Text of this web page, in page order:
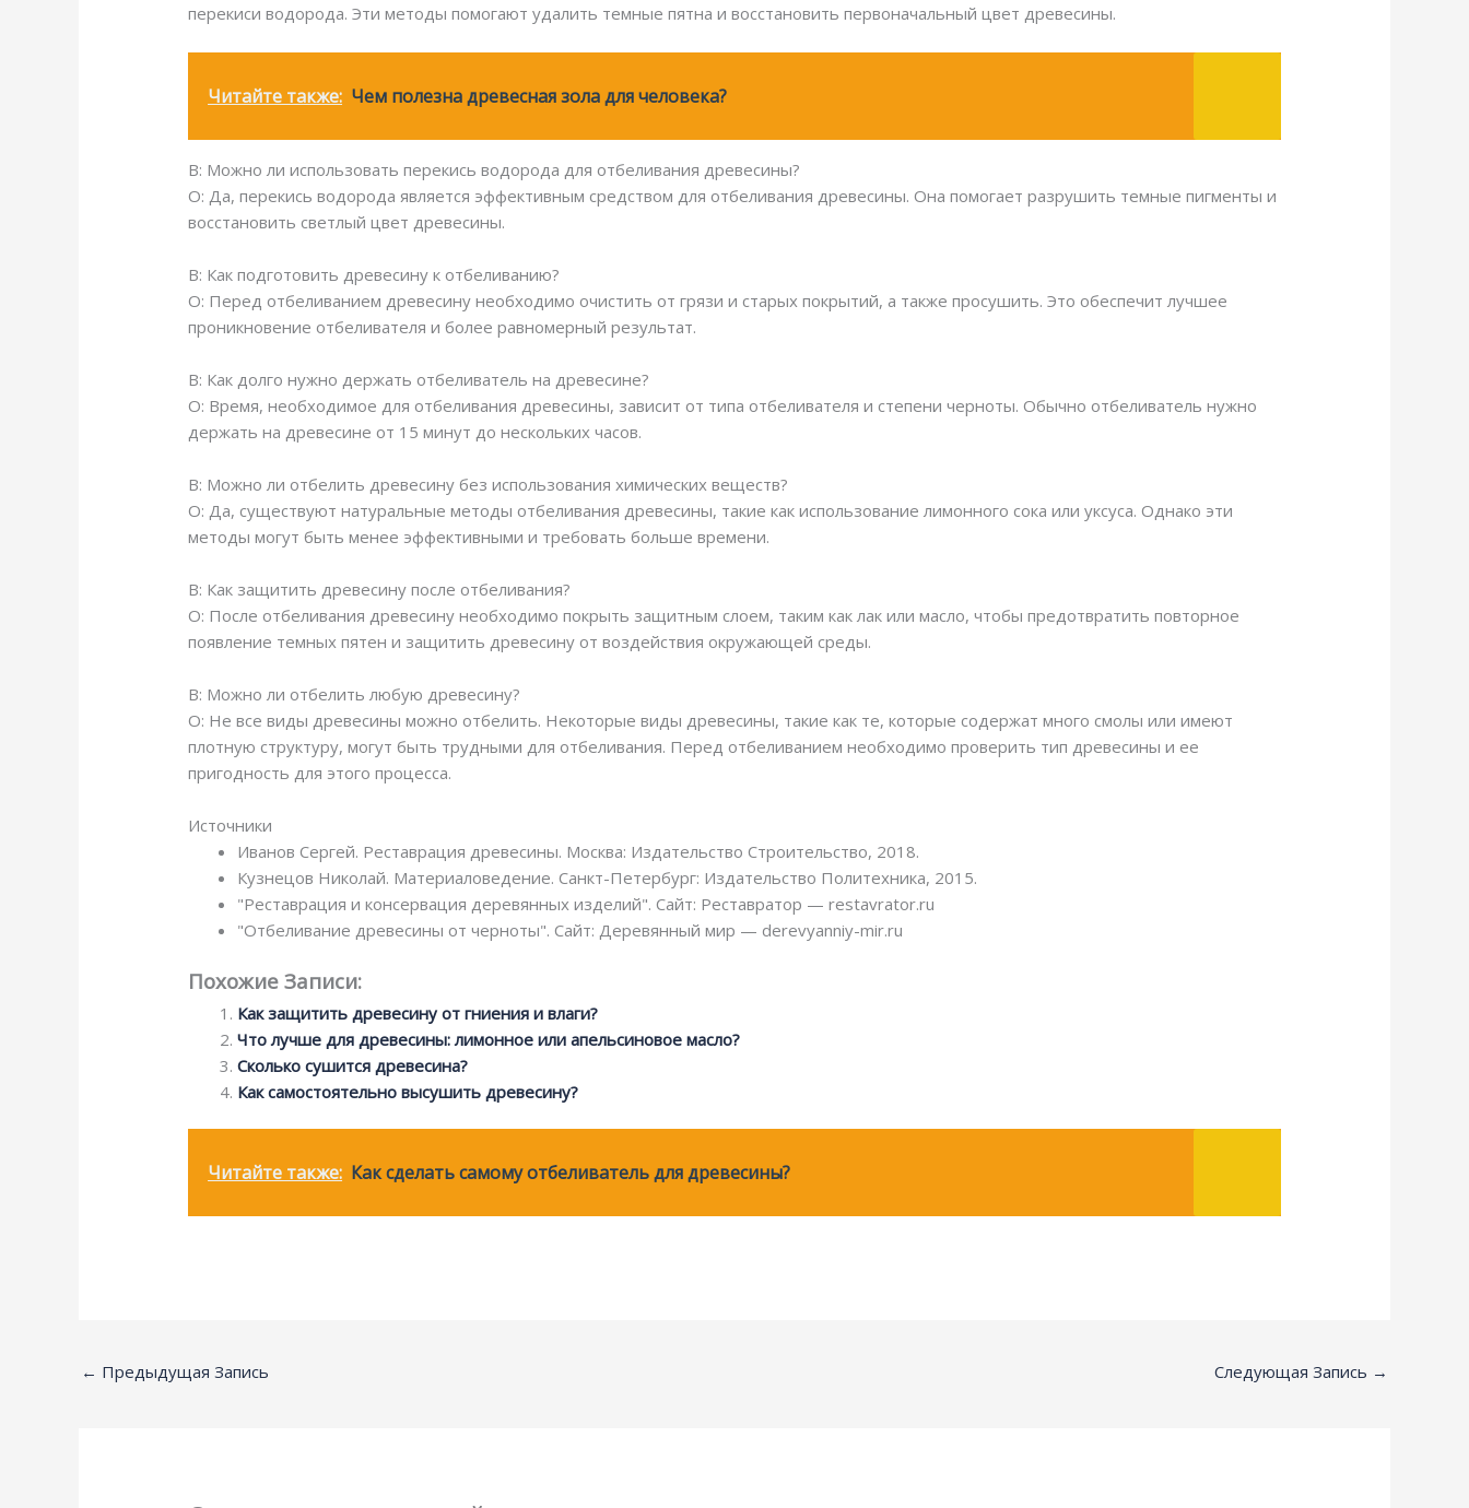
перекиси водорода. Эти методы помогают удалить темные пятна и восстановить первоначальный цвет древесины.
Читайте также: Чем полезна древесная зола для человека?
В: Можно ли использовать перекись водорода для отбеливания древесины?
О: Да, перекись водорода является эффективным средством для отбеливания древесины. Она помогает разрушить темные пигменты и
восстановить светлый цвет древесины.
В: Как подготовить древесину к отбеливанию?
О: Перед отбеливанием древесину необходимо очистить от грязи и старых покрытий, а также просушить. Это обеспечит лучшее
проникновение отбеливателя и более равномерный результат.
В: Как долго нужно держать отбеливатель на древесине?
О: Время, необходимое для отбеливания древесины, зависит от типа отбеливателя и степени черноты. Обычно отбеливатель нужно
держать на древесине от 15 минут до нескольких часов.
В: Можно ли отбелить древесину без использования химических веществ?
О: Да, существуют натуральные методы отбеливания древесины, такие как использование лимонного сока или уксуса. Однако эти
методы могут быть менее эффективными и требовать больше времени.
В: Как защитить древесину после отбеливания?
О: После отбеливания древесину необходимо покрыть защитным слоем, таким как лак или масло, чтобы предотвратить повторное
появление темных пятен и защитить древесину от воздействия окружающей среды.
В: Можно ли отбелить любую древесину?
О: Не все виды древесины можно отбелить. Некоторые виды древесины, такие как те, которые содержат много смолы или имеют
плотную структуру, могут быть трудными для отбеливания. Перед отбеливанием необходимо проверить тип древесины и ее
пригодность для этого процесса.
Источники
Иванов Сергей. Реставрация древесины. Москва: Издательство Строительство, 2018.
Кузнецов Николай. Материаловедение. Санкт-Петербург: Издательство Политехника, 2015.
"Реставрация и консервация деревянных изделий". Сайт: Реставратор — restavrator.ru
"Отбеливание древесины от черноты". Сайт: Деревянный мир — derevyanniy-mir.ru
Похожие Записи:
Как защитить древесину от гниения и влаги?
Что лучше для древесины: лимонное или апельсиновое масло?
Сколько сушится древесина?
Как самостоятельно высушить древесину?
Читайте также: Как сделать самому отбеливатель для древесины?
← Предыдущая Запись Следующая Запись →